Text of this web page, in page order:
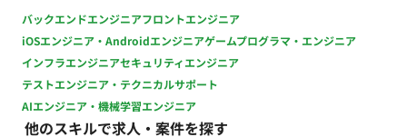
バックエンドエンジニアフロントエンジニア
iOSエンジニア・Androidエンジニアゲームプログラマ・エンジニア
インフラエンジニアセキュリティエンジニア
テストエンジニア・テクニカルサポート
AIエンジニア・機械学習エンジニア
他のスキルで求人・案件を探す